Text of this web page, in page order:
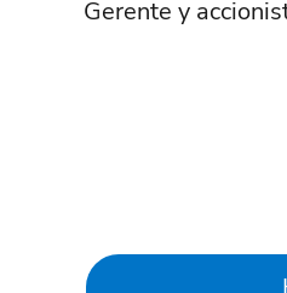
Gerente y